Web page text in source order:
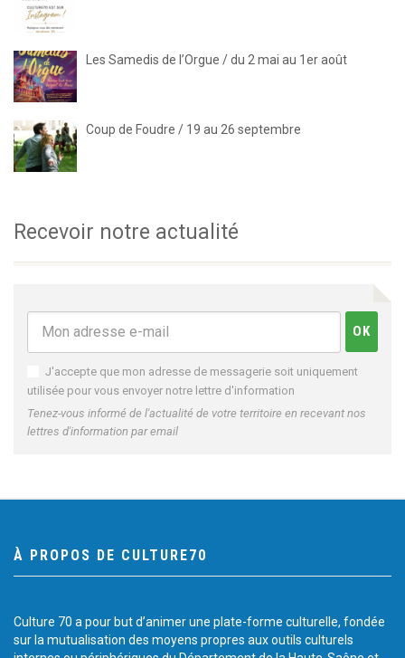
Les Samedis de l’Orgue / du 2 mai au 1er août
Coup de Foudre / 19 au 26 septembre
Recevoir notre actualité
J'accepte que mon adresse de messagerie soit uniquement
utilisée pour vous envoyer notre lettre d'information
Tenez-vous informé de l'actualité de votre territoire en recevant nos
lettres d'information par email
À PROPOS DE CULTURE70
Culture 70 a pour but d’animer une plate-forme culturelle, fondée
sur la mutualisation des moyens propres aux outils culturels